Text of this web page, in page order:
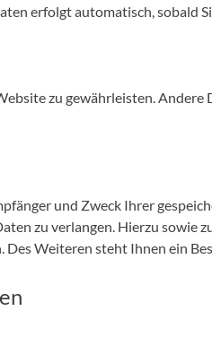
erfolgt automatisch, sobald
zu gewährleisten.
und Zweck Ihrer
zu verlangen. Hierzu sowie
Weiteren steht Ihnen ein